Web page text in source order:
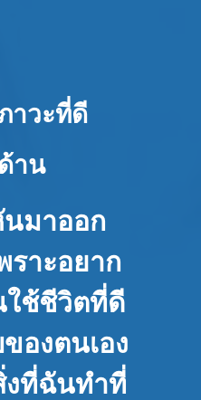
าวะที่ดี
าน
มาออก
ราะอยาก
ช้ชีวิตที่ดี
องตนเอง
ที่ฉันทำที่